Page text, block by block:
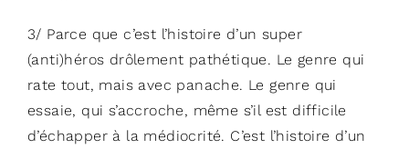
3/ Parce que c’est l’histoire d’un super
(anti)héros drôlement pathétique. Le genre qui
rate tout, mais avec panache. Le genre qui
essaie, qui s’accroche, même s’il est difficile
d’échapper à la médiocrité. C’est l’histoire d’un